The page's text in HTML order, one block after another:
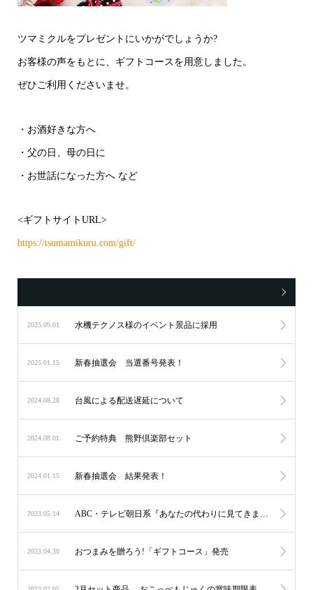
ツマミクルをプレゼントにいかがでしょうか?
お客様の声をもとに、ギフトコースを用意しました。
ぜひご利用くださいませ。
・お酒好きな方へ
・父の日、母の日に
・お世話になった方へ など
<ギフトサイトURL>
https://tsumamikuru.com/gift/
2025.09.01 水機テクノス様のイベント景品に採用
2025.01.15 新春抽選会 当選番号発表！
2024.08.28 台風による配送遅延について
2024.08.01 ご予約特典 熊野倶楽部セット
2024.01.15 新春抽選会 結果発表！
2023.05.14 ABC・テレビ朝日系『あなたの代わりに見てきます！リア突WEST』で取り上げられました。
2023.04.30 おつまみを贈ろう!「ギフトコース」発売